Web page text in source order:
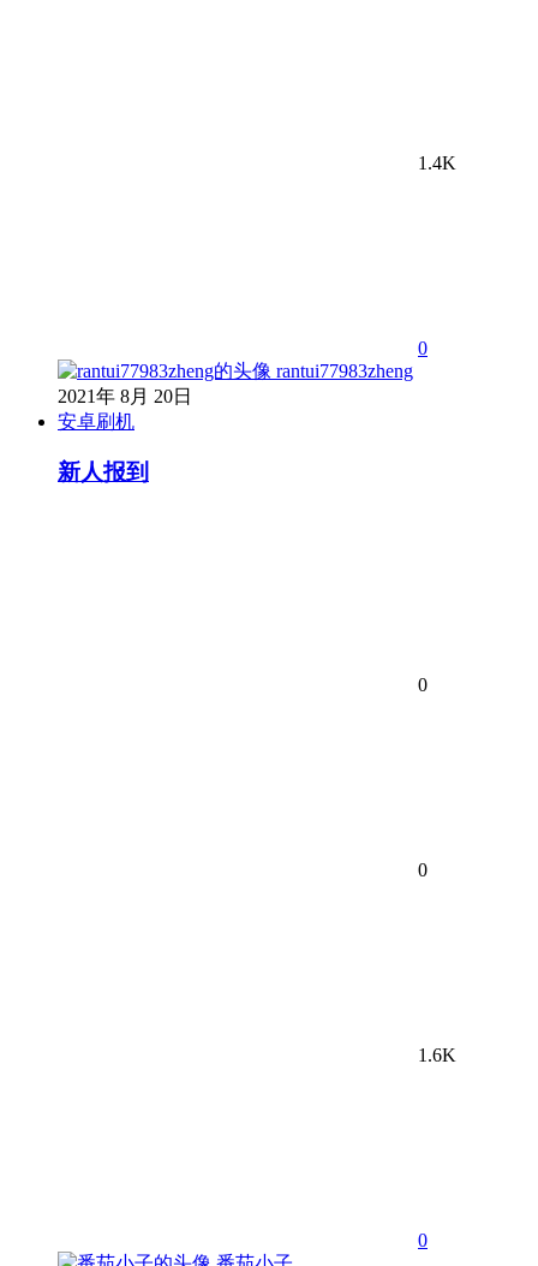
1.4K
0
rantui77983zheng
2021年 8月 20日
安卓刷机
新人报到
0
0
1.6K
0